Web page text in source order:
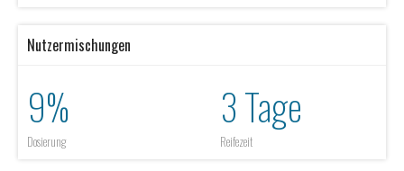
Nutzermischungen
9%
Dosierung
3 Tage
Reifezeit